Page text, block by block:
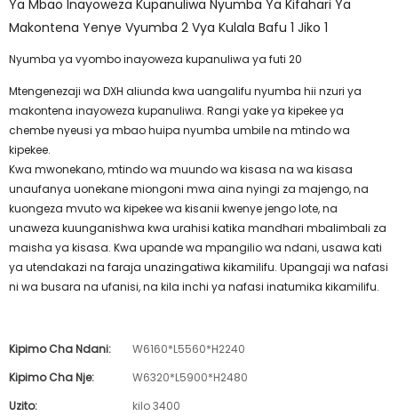
Ya Mbao Inayoweza Kupanuliwa Nyumba Ya Kifahari Ya
Makontena Yenye Vyumba 2 Vya Kulala Bafu 1 Jiko 1
Nyumba ya vyombo inayoweza kupanuliwa ya futi 20
Mtengenezaji wa DXH aliunda kwa uangalifu nyumba hii nzuri ya
makontena inayoweza kupanuliwa. Rangi yake ya kipekee ya
chembe nyeusi ya mbao huipa nyumba umbile na mtindo wa
kipekee.
Kwa mwonekano, mtindo wa muundo wa kisasa na wa kisasa
unaufanya uonekane miongoni mwa aina nyingi za majengo, na
kuongeza mvuto wa kipekee wa kisanii kwenye jengo lote, na
unaweza kuunganishwa kwa urahisi katika mandhari mbalimbali za
maisha ya kisasa. Kwa upande wa mpangilio wa ndani, usawa kati
ya utendakazi na faraja unazingatiwa kikamilifu. Upangaji wa nafasi
ni wa busara na ufanisi, na kila inchi ya nafasi inatumika kikamilifu.
Kipimo Cha Ndani:
W6160*L5560*H2240
Kipimo Cha Nje:
W6320*L5900*H2480
Uzito:
kilo 3400